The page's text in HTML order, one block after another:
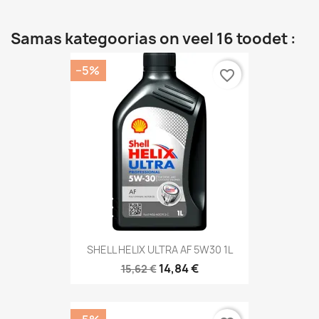
Samas kategoorias on veel 16 toodet :
SHELL HELIX ULTRA AF 5W30 1L
15,62 € 14,84 €
−5% favorite_border